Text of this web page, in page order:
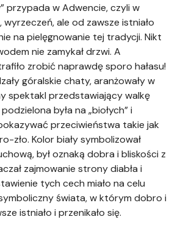
przypada w Adwencie, czyli w
ale od zawsze istniało
na pielęgnowanie tej tradycji. Nikt
nie zamykał drzwi. A
zrobić naprawdę sporo hałasu!
góralskie chaty, aranżowały w
spektakl przedstawiający walkę
była na „biołych” i
przeciwieństwa takie jak
zło. Kolor biały symbolizował
był oznaką dobra i bliskości z
zajmowanie strony diabła i
tych cech miało na celu
świata, w którym dobro i
istniało i przenikało się.